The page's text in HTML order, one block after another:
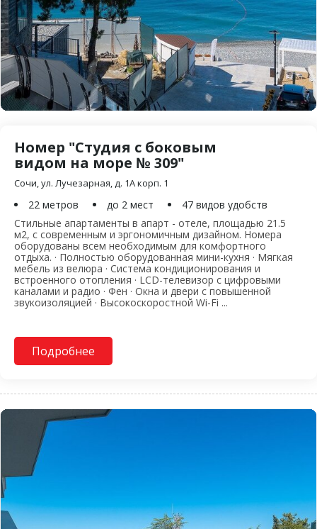
Номер "Студия с боковым
видом на море № 309"
Сочи, ул. Лучезарная, д. 1А корп. 1
22 метров до 2 мест
47 видов удобств
Стильные апартаменты в апарт - отеле, площадью 21.5
м2, с современным и эргономичным дизайном. Номера
оборудованы всем необходимым для комфортного
отдыха. · Полностью оборудованная мини-кухня · Мягкая
мебель из велюра · Система кондиционирования и
встроенного отопления · LCD-телевизор с цифровыми
каналами и радио · Фен · Окна и двери с повышенной
звукоизоляцией · Высокоскоростной Wi-Fi ...
Подробнее